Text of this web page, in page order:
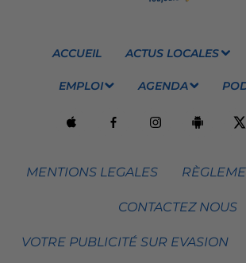
ACCUEIL ACTUS LOCALES
EMPLOI AGENDA
MENTIONS LEGALES
CONTACTEZ NOUS
VOTRE PUBLICITÉ SUR EVASION